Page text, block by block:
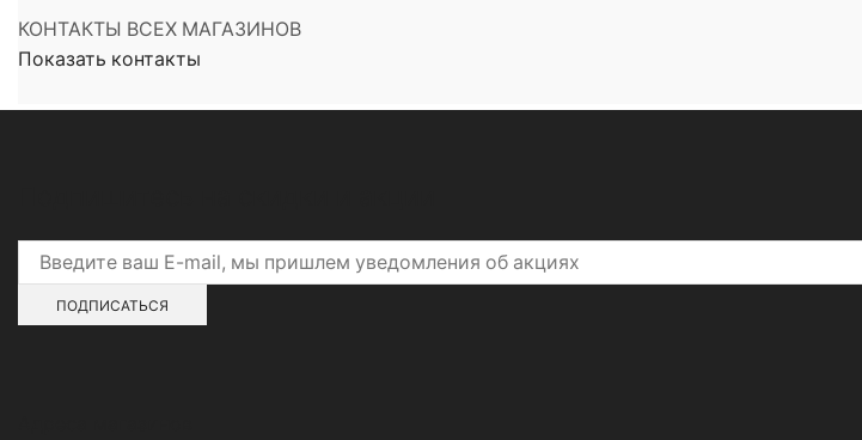
КОНТАКТЫ ВСЕХ МАГАЗИНОВ
Показать контакты